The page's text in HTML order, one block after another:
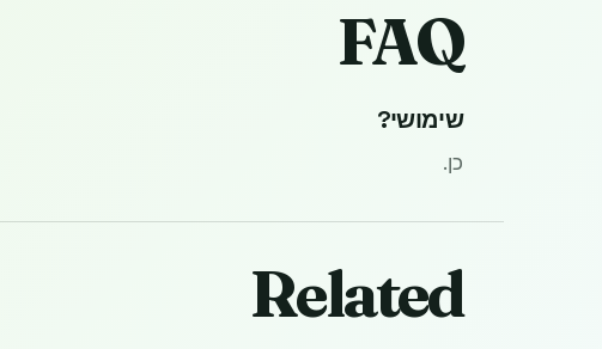
FAQ
שימושי?
כן.
Related